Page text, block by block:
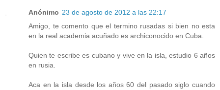
Anónimo 23 de agosto de 2012 a las 22:17
Amigo, te comento que el termino rusadas si bien no esta
en la real academia acuñado es archiconocido en Cuba.
Quien te escribe es cubano y vive en la isla, estudio 6 años
en rusia.
Aca en la isla desde los años 60 del pasado siglo cuando